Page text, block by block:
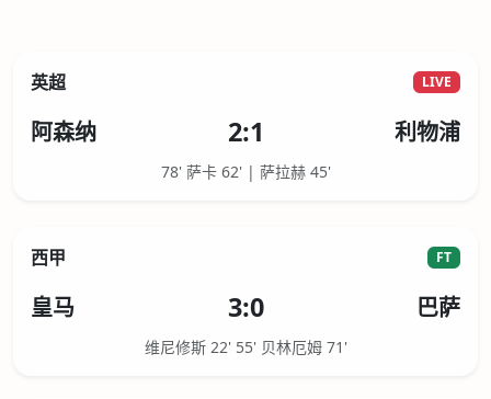
英超 LIVE
阿森纳 2:1 利物浦
78' 萨卡 62' | 萨拉赫 45'
西甲 FT
皇马 3:0 巴萨
维尼修斯 22' 55' 贝林厄姆 71'